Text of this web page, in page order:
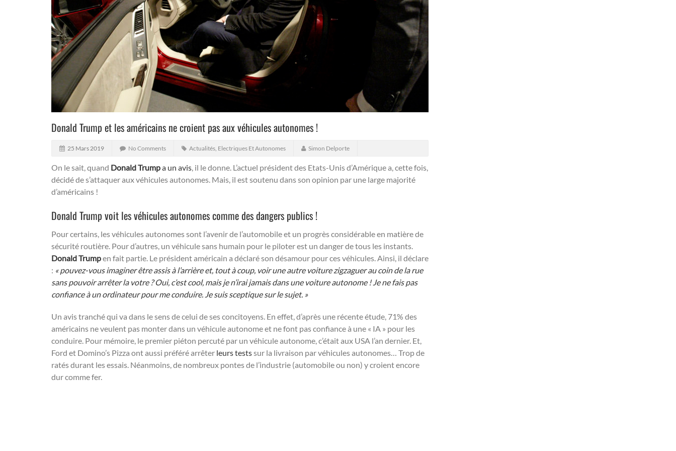
Donald Trump et les américains ne croient pas aux véhicules autonomes !
25 Mars 2019 No Comments Actualités, Electriques Et Autonomes Simon Delporte
On le sait, quand Donald Trumpa un avis, il le donne. L’actuel président des Etats-Unis d’Amérique a, cette fois,
décidé de s’attaquer aux véhicules autonomes. Mais, il est soutenu dans son opinion par une large majorité
d’américains !
Donald Trump voit les véhicules autonomes comme des dangers publics !
Pour certains, les véhicules autonomes sont l’avenir de l’automobile et un progrès considérable en matière de
sécurité routière. Pour d’autres, un véhicule sans humain pour le piloter est un danger de tous les instants.
Donald Trumpen fait partie. Le président américain a déclaré son désamour pour ces véhicules. Ainsi, il déclare
: « pouvez-vous imaginer être assis à l’arrière et, tout à coup, voir une autre voiture zigzaguer au coin de la rue
sans pouvoir arrêter la votre ? Oui, c’est cool, mais je n’irai jamais dans une voiture autonome ! Je ne fais pas
confiance à un ordinateur pour me conduire. Je suis sceptique sur le sujet. »
Un avis tranché qui va dans le sens de celui de ses concitoyens. En effet, d’après une récente étude, 71% des
américains ne veulent pas monter dans un véhicule autonome et ne font pas confiance à une « IA » pour les
conduire. Pour mémoire, le premier piéton percuté par un véhicule autonome, c’était aux USA l’an dernier. Et,
Ford et Domino’s Pizza ont aussi préféré arrêter leurs testssur la livraison par véhicules autonomes… Trop de
ratés durant les essais. Néanmoins, de nombreux pontes de l’industrie (automobile ou non) y croient encore
dur comme fer.